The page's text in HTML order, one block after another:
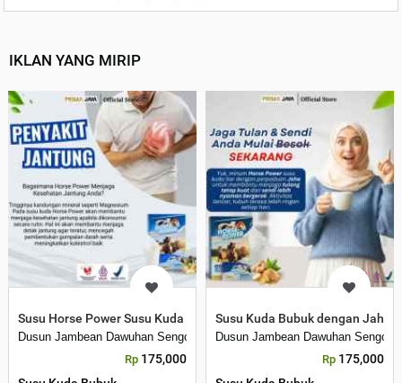
IKLAN YANG MIRIP
Susu Horse Power Susu Kuda dengan Ekstrak Jahe Asli
Dusun Jambean Dawuhan Sengon
Rp 175,000
Susu Kuda Bubuk dengan Jahe
Dusun Jambean Dawuhan Sengon
Rp 175,000